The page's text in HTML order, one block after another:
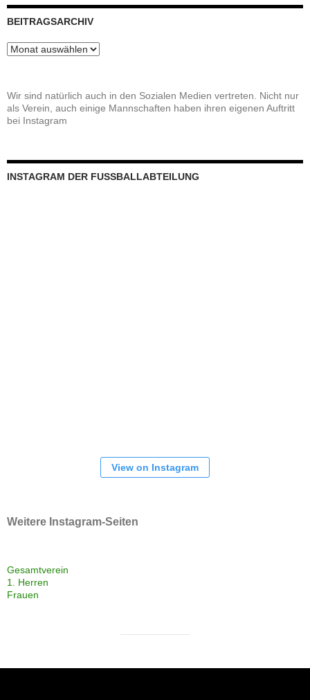
BEITRAGSARCHIV
Beitragsarchiv
Wir sind natürlich auch in den Sozialen Medien vertreten. Nicht nur
als Verein, auch einige Mannschaften haben ihren eigenen Auftritt
bei Instagram
INSTAGRAM DER FUSSBALLABTEILUNG
View on Instagram
Weitere Instagram-Seiten
Gesamtverein
1. Herren
Frauen